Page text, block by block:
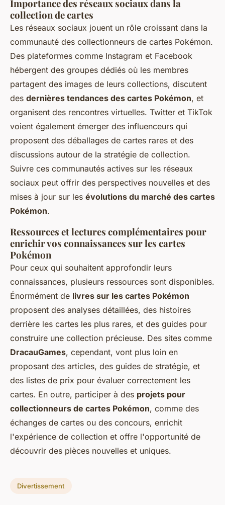
Importance des réseaux sociaux dans la
collection de cartes
Les réseaux sociaux jouent un rôle croissant dans la
communauté des collectionneurs de cartes Pokémon.
Des plateformes comme Instagram et Facebook
hébergent des groupes dédiés où les membres
partagent des images de leurs collections, discutent
des dernières tendances des cartes Pokémon, et
organisent des rencontres virtuelles. Twitter et TikTok
voient également émerger des influenceurs qui
proposent des déballages de cartes rares et des
discussions autour de la stratégie de collection.
Suivre ces communautés actives sur les réseaux
sociaux peut offrir des perspectives nouvelles et des
mises à jour sur les évolutions du marché des cartes
Pokémon.
Ressources et lectures complémentaires pour
enrichir vos connaissances sur les cartes
Pokémon
Pour ceux qui souhaitent approfondir leurs
connaissances, plusieurs ressources sont disponibles.
Énormément de livres sur les cartes Pokémon
proposent des analyses détaillées, des histoires
derrière les cartes les plus rares, et des guides pour
construire une collection précieuse. Des sites comme
DracauGames, cependant, vont plus loin en
proposant des articles, des guides de stratégie, et
des listes de prix pour évaluer correctement les
cartes. En outre, participer à des projets pour
collectionneurs de cartes Pokémon, comme des
échanges de cartes ou des concours, enrichit
l'expérience de collection et offre l'opportunité de
découvrir des pièces nouvelles et uniques.
Divertissement